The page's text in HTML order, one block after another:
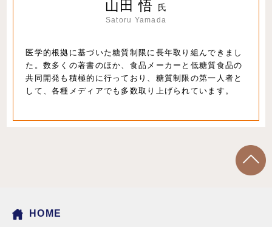
山田 悟 氏
Satoru Yamada
医学的根拠に基づいた糖質制限に長年取り組んできまし
た。数多くの著書のほか、食品メーカーと低糖質食品の
共同開発も積極的に行っており、糖質制限の第一人者と
して、各種メディアでも多数取り上げられています。
HOME